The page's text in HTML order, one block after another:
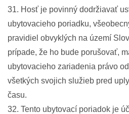
31. Hosť je povinný dodržiavať
ubytovacieho poriadku,
pravidiel obvyklých na území
prípade, že ho bude porušovať,
ubytovacieho zariadenia právo
všetkých svojich služieb pred
času.
32. Tento ubytovací poriadok je